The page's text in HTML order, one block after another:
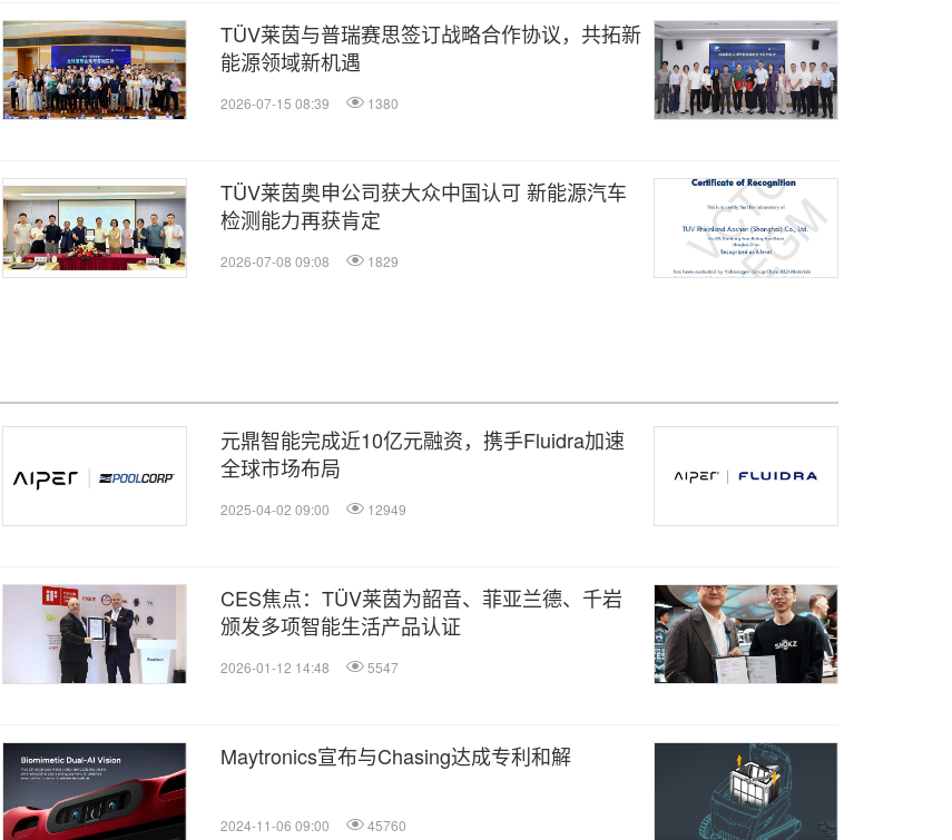
TÜV莱茵与普瑞赛思签订战略合作协议，共拓新
能源领域新机遇
2026-07-15 08:39 1380
TÜV莱茵奥申公司获大众中国认可 新能源汽车
检测能力再获肯定
2026-07-08 09:08 1829
元鼎智能完成近10亿元融资，携手Fluidra加速
全球市场布局
2025-04-02 09:00 12949
CES焦点：TÜV莱茵为韶音、菲亚兰德、千岩
颁发多项智能生活产品认证
2026-01-12 14:48 5547
Maytronics宣布与Chasing达成专利和解
2024-11-06 09:00 45760